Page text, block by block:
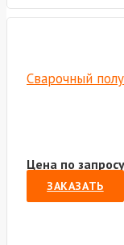
Сварочный
Цена по запросу
ЗАКАЗАТЬ